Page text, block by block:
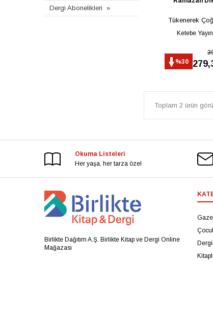
Dergi Abonelikleri
Tükenerek
Ketebe
%30
Toplam 2 ürün
Okuma Listeleri
Her yaşa, her tarza özel
Birlikte Dağıtım A.Ş. Birlikte Kitap ve Dergi Online
Mağazası